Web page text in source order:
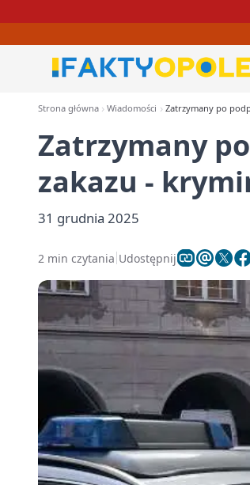
Strona główna Wiadomości Zatrzymany po
Zatrzymany
zakazu -
31 grudnia 2025
2 min czytania Udostępnij